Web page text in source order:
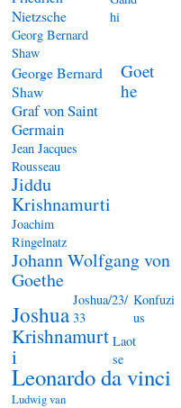
Nietzsche
hi
Georg Bernard
Shaw
George Bernard
Shaw
Goet
he
Graf von Saint
Germain
Jean Jacques
Rousseau
Jiddu
Krishnamurti
Joachim
Ringelnatz
Johann Wolfgang von
Goethe
Joshua
Joshua/23/
33
Konfuzi
us
Krishnamurt
i
Laot
se
Leonardo da vinci
Ludwig van